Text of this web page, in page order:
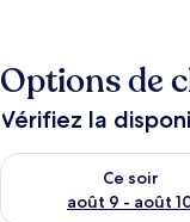
Options de
Vérifiez la
Ce soir
août 9 - août
Vérifier la